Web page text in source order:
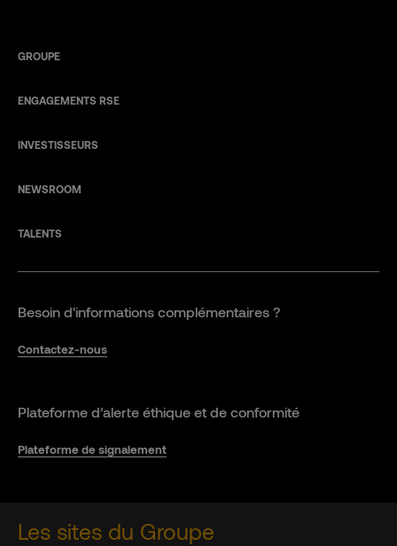
GROUPE
ENGAGEMENTS RSE
INVESTISSEURS
NEWSROOM
TALENTS
Besoin d'informations complémentaires ?
Contactez-nous
Plateforme d’alerte éthique et de conformité
Plateforme de signalement
Les sites du Groupe